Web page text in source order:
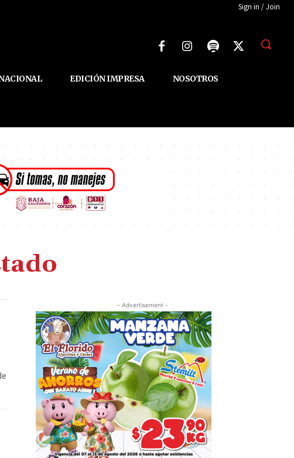
Sign in / Join
EDICIÓN IMPRESA NOSOTROS
- Advertisement -